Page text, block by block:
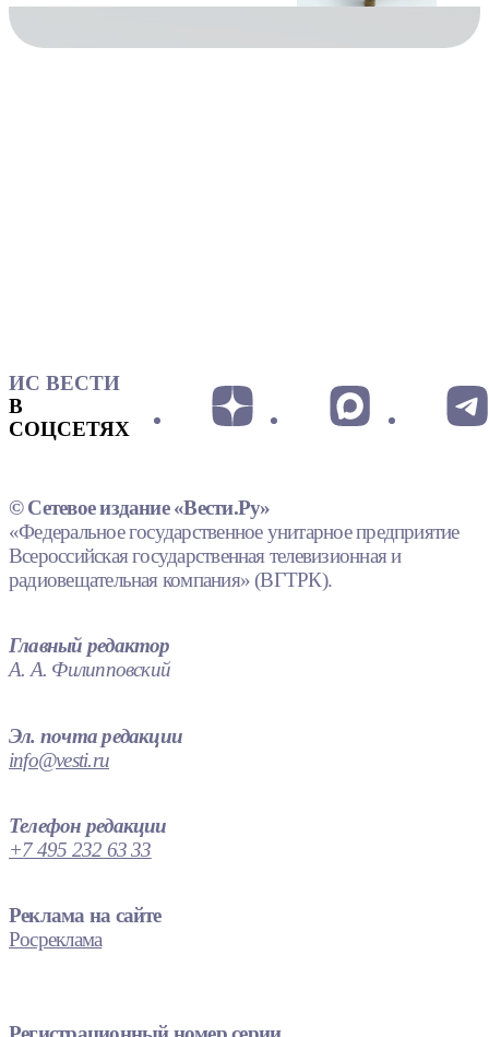
ИС ВЕСТИ
В
СОЦСЕТЯХ
© Сетевое издание «Вести.Ру»
«Федеральное государственное унитарное предприятие
Всероссийская государственная телевизионная и
радиовещательная компания» (ВГТРК).
Главный редактор
А. А. Филипповский
Эл. почта редакции
info@vesti.ru
Телефон редакции
+7 495 232 63 33
Реклама на сайте
Росреклама